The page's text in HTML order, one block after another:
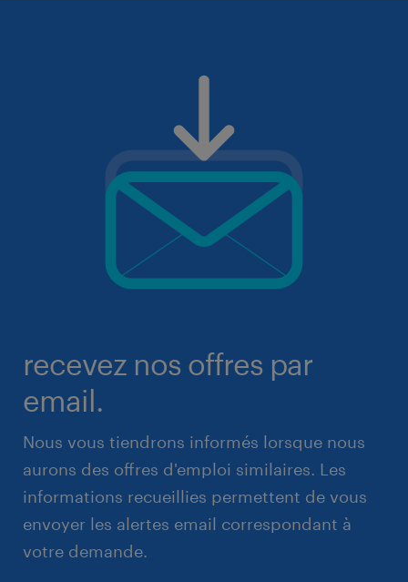
recevez nos offres par
email.
Nous vous tiendrons informés lorsque nous
aurons des offres d'emploi similaires. Les
informations recueillies permettent de vous
envoyer les alertes email correspondant à
votre demande.